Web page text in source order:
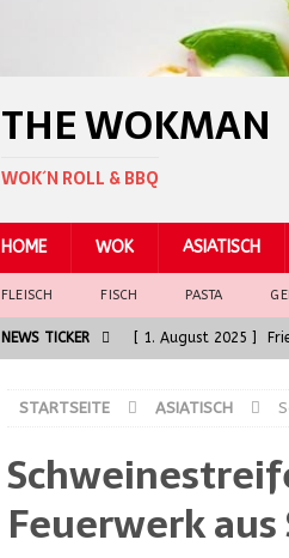
THE WOKMAN
WOK´N ROLL & BBQ
HOME WOK ASIATISCH
FLEISCH FISCH PASTA
NEWS TICKER [ 1. August 2025 ]
[ 5. Juni 2025 ]
[ 7. August 2025 ]
STARTSEITE ASIATISCH
Feuerwerk aus